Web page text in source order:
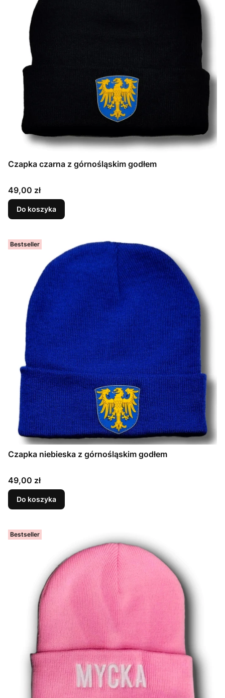
Czapka czarna z górnośląskim godłem
Cena
49,00 zł
Do koszyka
Bestseller
Czapka niebieska z górnośląskim godłem
Cena
49,00 zł
Do koszyka
Bestseller